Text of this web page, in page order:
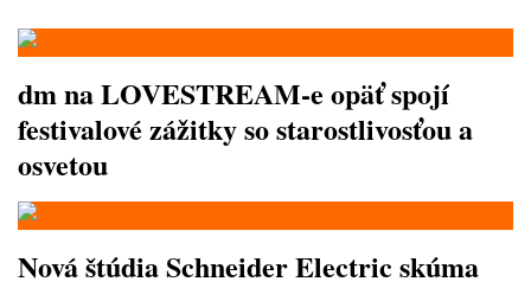
dm na LOVESTREAM-e opäť spojí
festivalové zážitky so starostlivosťou a
osvetou
Nová štúdia Schneider Electric skúma